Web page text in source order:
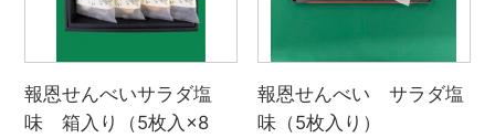
報恩せんべいサラダ塩
味 箱入り（5枚入×8
報恩せんべい サラダ塩
味（5枚入り）